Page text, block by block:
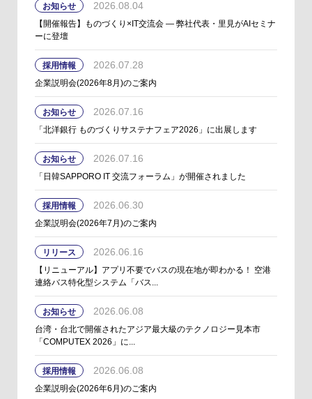
お知らせ 2026.08.04
【開催報告】ものづくり×IT交流会 ― 弊社代表・里見がAIセミナ
ーに登壇
採用情報 2026.07.28
企業説明会(2026年8月)のご案内
お知らせ 2026.07.16
「北洋銀行 ものづくりサステナフェア2026」に出展します
お知らせ 2026.07.16
「日韓SAPPORO IT 交流フォーラム」が開催されました
採用情報 2026.06.30
企業説明会(2026年7月)のご案内
リリース 2026.06.16
【リニューアル】アプリ不要でバスの現在地が即わかる！ 空港
連絡バス特化型システム「バス...
お知らせ 2026.06.08
台湾・台北で開催されたアジア最大級のテクノロジー見本市
「COMPUTEX 2026」に...
採用情報 2026.06.08
企業説明会(2026年6月)のご案内